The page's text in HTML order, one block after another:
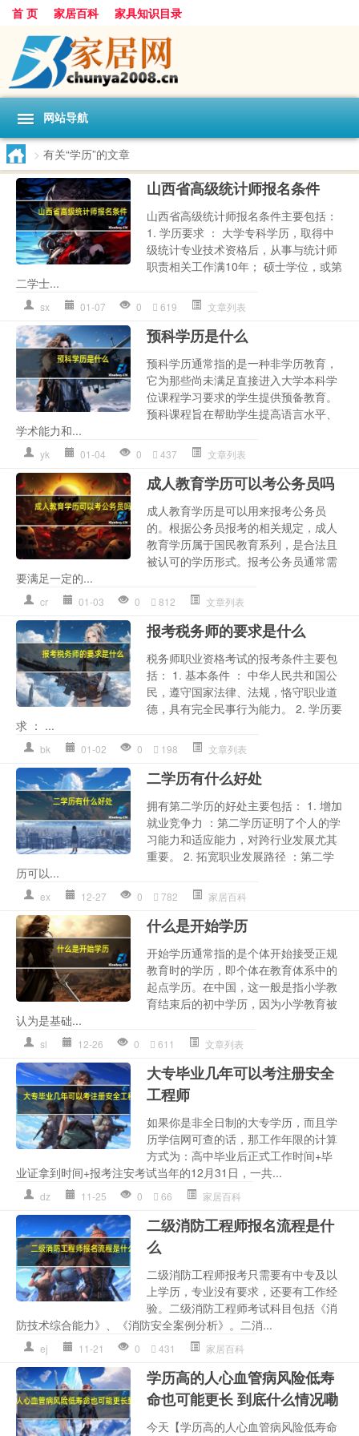
首 页 家居百科 家具知识目录
网站导航
> 有关“学历”的文章
山西省高级统计师报名条件
山西省高级统计师报名条件主要包括：
1. 学历要求 ： 大学专科学历，取得中
级统计专业技术资格后，从事与统计师
职责相关工作满10年； 硕士学位，或第
二学士...
sx 01-07 0 619 文章列表
预科学历是什么
预科学历通常指的是一种非学历教育，
它为那些尚未满足直接进入大学本科学
位课程学习要求的学生提供预备教育。
预科课程旨在帮助学生提高语言水平、
学术能力和...
yk 01-04 0 437 文章列表
成人教育学历可以考公务员吗
成人教育学历是可以用来报考公务员
的。根据公务员报考的相关规定，成人
教育学历属于国民教育系列，是合法且
被认可的学历形式。报考公务员通常需
要满足一定的...
cr 01-03 0 812 文章列表
报考税务师的要求是什么
税务师职业资格考试的报考条件主要包
括： 1. 基本条件 ： 中华人民共和国公
民，遵守国家法律、法规，恪守职业道
德，具有完全民事行为能力。 2. 学历要
求 ： ...
bk 01-02 0 198 文章列表
二学历有什么好处
拥有第二学历的好处主要包括： 1. 增加
就业竞争力 ：第二学历证明了个人的学
习能力和适应能力，对跨行业发展尤其
重要。 2. 拓宽职业发展路径 ：第二学
历可以...
ex 12-27 0 782 家居百科
什么是开始学历
开始学历通常指的是个体开始接受正规
教育时的学历，即个体在教育体系中的
起点学历。在中国，这一般是指小学教
育结束后的初中学历，因为小学教育被
认为是基础...
sl 12-26 0 611 文章列表
大专毕业几年可以考注册安全
工程师
如果你是非全日制的大专学历，而且学
历学信网可查的话，那工作年限的计算
方式为：高中毕业后正式工作时间+毕
业证拿到时间+报考注安考试当年的12月31日，一共...
dz 11-25 0 66 家居百科
二级消防工程师报名流程是什
么
二级消防工程师报考只需要有中专及以
上学历，专业没有要求，还要有工作经
验。二级消防工程师考试科目包括《消
防技术综合能力》、《消防安全案例分析》。二消...
ej 11-21 0 431 家居百科
学历高的人心血管病风险低寿
命也可能更长 到底什么情况嘞
今天【学历高的人心血管病风险低寿命